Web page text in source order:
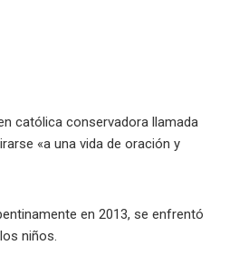
católica conservadora llamada
«a una vida de oración y
en 2013, se enfrentó
niños.